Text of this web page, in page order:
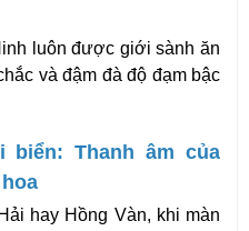
luôn được giới sành ăn
và đậm đà độ đạm bậc
biển: Thanh âm của
hay Hồng Vàn, khi màn